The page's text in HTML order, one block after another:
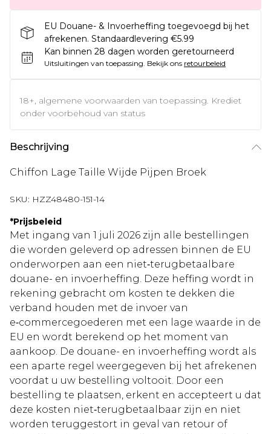
EU Douane- & Invoerheffing toegevoegd bij het
afrekenen. Standaardlevering €5.99
Kan binnen 28 dagen worden geretourneerd
Uitsluitingen van toepassing. Bekijk ons retourbeleid
18+, algemene voorwaarden van toepassing. Krediet
onder voorbehoud van status
Beschrijving
Chiffon Lage Taille Wijde Pijpen Broek
SKU: HZZ48480-151-14
*Prijsbeleid
Met ingang van 1 juli 2026 zijn alle bestellingen
die worden geleverd op adressen binnen de EU
onderworpen aan een niet‑terugbetaalbare
douane- en invoerheffing. Deze heffing wordt in
rekening gebracht om kosten te dekken die
verband houden met de invoer van
e‑commercegoederen met een lage waarde in de
EU en wordt berekend op het moment van
aankoop. De douane- en invoerheffing wordt als
een aparte regel weergegeven bij het afrekenen
voordat u uw bestelling voltooit. Door een
bestelling te plaatsen, erkent en accepteert u dat
deze kosten niet‑terugbetaalbaar zijn en niet
worden teruggestort in geval van retour of